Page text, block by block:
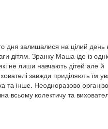
дня залишалися на цілий день
дітям. Зранку Маша іде із
не лиши навчають дітей але й
завжди приділяють їм
та інше. Неодноразово
всьому колектичу та